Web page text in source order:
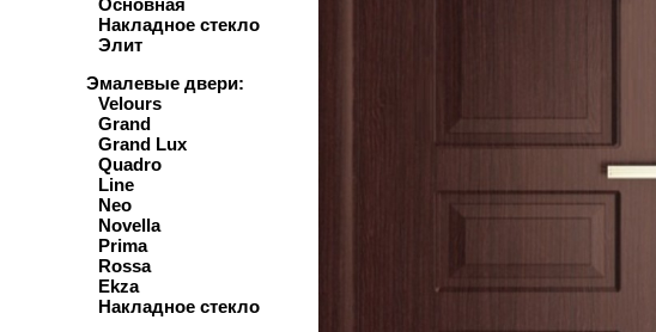
Накладное стекло
Элит
Эмалевые двери:
Velours
Grand
Grand Lux
Quadro
Line
Neo
Novella
Prima
Rossa
Ekza
Накладное стекло